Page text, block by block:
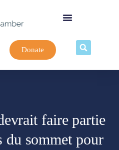
Donate
faire partie
du sommet pour